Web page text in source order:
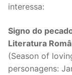
interessa:
Signo do
Literatura
(Season of
personagens: